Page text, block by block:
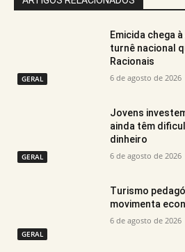
GERAL
Emicida chega
turnê nacional
Racionais
6 de agosto de 2026
GERAL
Jovens
ainda têm
dinheiro
6 de agosto de 2026
GERAL
Turismo
movimenta
6 de agosto de 2026